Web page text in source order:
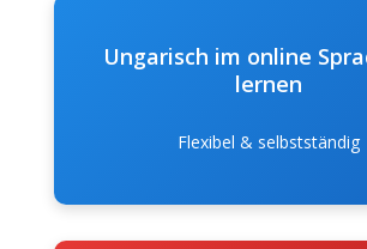
Ungarisch im online
lernen
Flexibel & selbstständig